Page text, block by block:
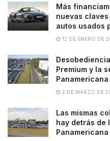
Más
nuevas
autos usados
12 DE ENERO DE
Premium y la
Panamericana
2 DE MARZO DE
Las mismas
hay detrás de
Panamericana